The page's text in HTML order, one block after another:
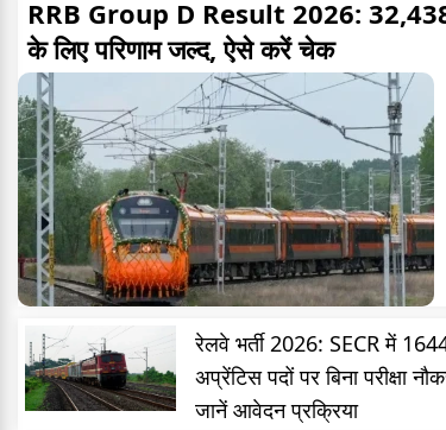
RRB Group D Result 2026:
के लिए परिणाम जल्द, ऐसे करें चेक
रेलवे भर्ती 2026: SECR में
अप्रेंटिस पदों पर बिना परीक्षा
जानें आवेदन प्रक्रिया